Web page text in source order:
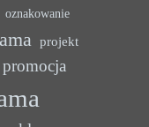
oznakowanie
projekt
promocja